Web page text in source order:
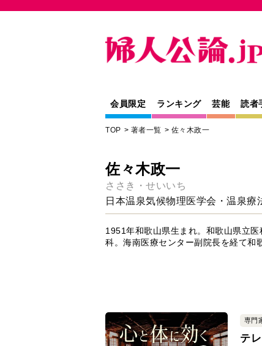
会員限定 ランキング 芸能 読者
TOP 著者一覧 佐々木政一
佐々木政一
ささき・せいいち
日本温泉気候物理医学会・温泉療
1951年和歌山県生まれ。和歌山県立
科。海南医療センター副院長を経て和
専門
テ